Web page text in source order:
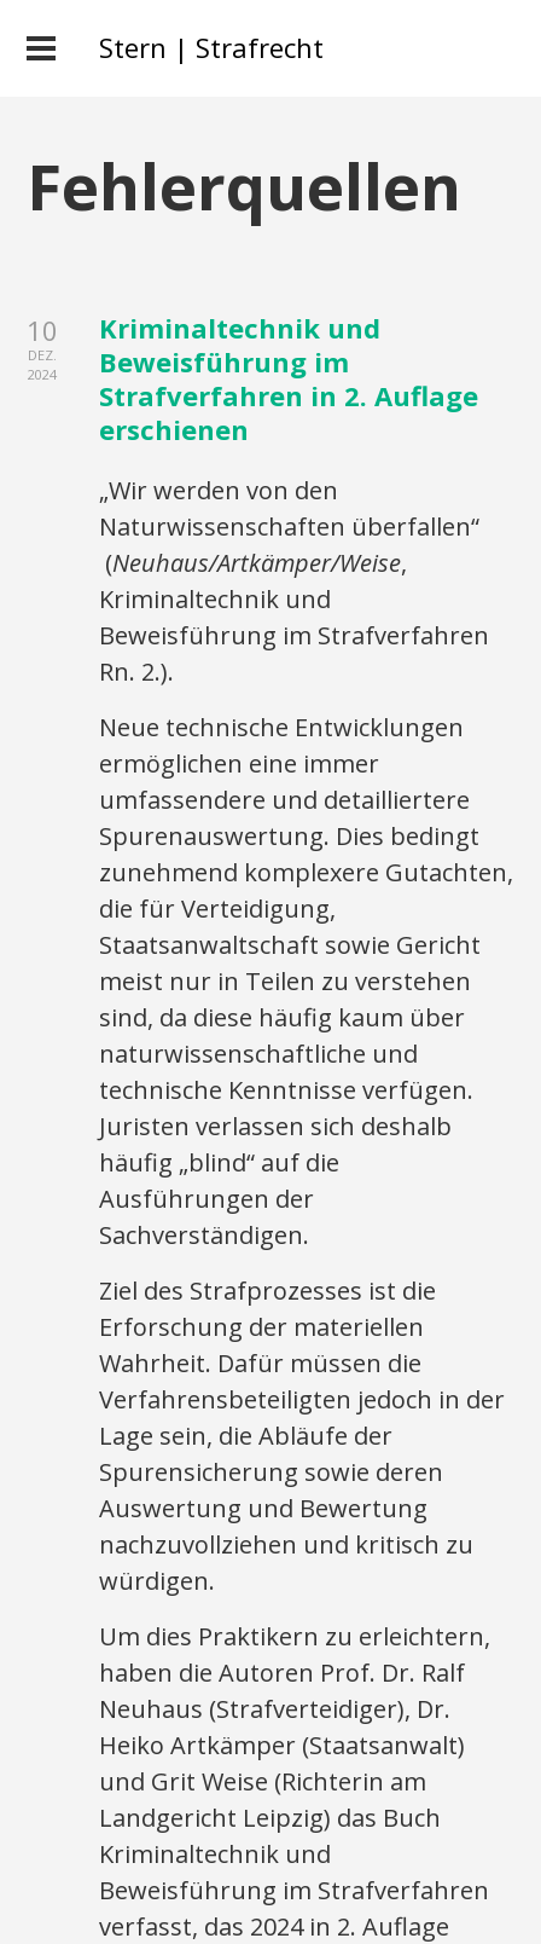
Stern | Strafrecht
Fehlerquellen
10
DEZ.
2024
Kriminaltechnik und
Beweisführung im
Strafverfahren in 2. Auflage
erschienen
„Wir werden von den
Naturwissenschaften überfallen“
(Neuhaus/Artkämper/Weise,
Kriminaltechnik und
Beweisführung im Strafverfahren
Rn. 2.).
Neue technische Entwicklungen
ermöglichen eine immer
umfassendere und detailliertere
Spurenauswertung. Dies bedingt
zunehmend komplexere Gutachten,
die für Verteidigung,
Staatsanwaltschaft sowie Gericht
meist nur in Teilen zu verstehen
sind, da diese häufig kaum über
naturwissenschaftliche und
technische Kenntnisse verfügen.
Juristen verlassen sich deshalb
häufig „blind“ auf die
Ausführungen der
Sachverständigen.
Ziel des Strafprozesses ist die
Erforschung der materiellen
Wahrheit. Dafür müssen die
Verfahrensbeteiligten jedoch in der
Lage sein, die Abläufe der
Spurensicherung sowie deren
Auswertung und Bewertung
nachzuvollziehen und kritisch zu
würdigen.
Um dies Praktikern zu erleichtern,
haben die Autoren Prof. Dr. Ralf
Neuhaus (Strafverteidiger), Dr.
Heiko Artkämper (Staatsanwalt)
und Grit Weise (Richterin am
Landgericht Leipzig) das Buch
Kriminaltechnik und
Beweisführung im Strafverfahren
verfasst, das 2024 in 2. Auflage